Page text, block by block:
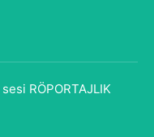
RÖPORTAJLIK